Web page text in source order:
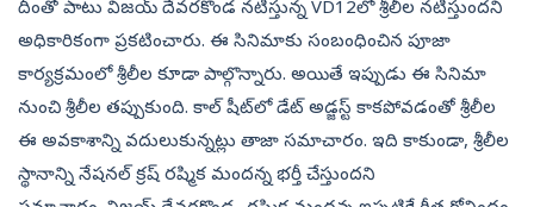
దీంతో పాటు విజయ్ దేవరకొండ నటిస్తున్న VD12లో శ్రీలీల నటిస్తుందని
అధికారికంగా ప్రకటించారు. ఈ సినిమాకు సంబంధించిన పూజా
కార్యక్రమంలో శ్రీలీల కూడా పాల్గొన్నారు. అయితే ఇప్పుడు ఈ సినిమా
నుంచి శ్రీలీల తప్పుకుంది. కాల్ షీట్‌లో డేట్ అడ్జస్ట్ కాకపోవడంతో శ్రీలీల
ఈ అవకాశాన్ని వదులుకున్నట్లు తాజా సమాచారం. ఇది కాకుండా, శ్రీలీల
స్థానాన్ని నేషనల్ క్రష్ రష్మిక మందన్న భర్తీ చేస్తుందని